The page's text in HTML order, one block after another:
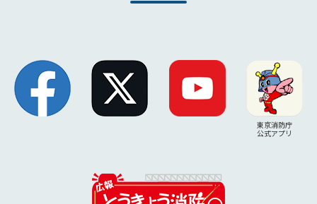
東京消防庁
公式アプリ